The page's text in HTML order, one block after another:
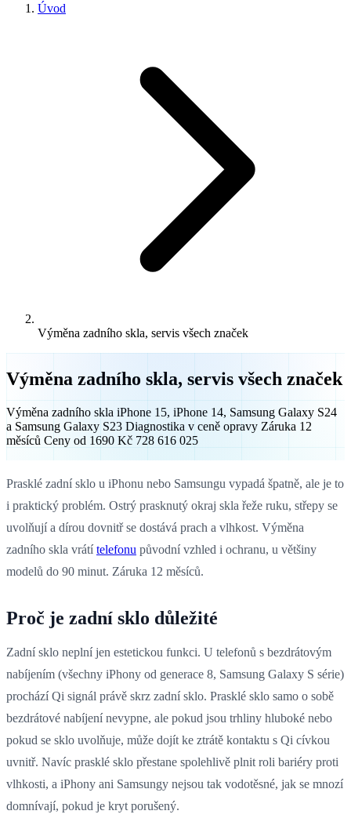
Úvod
Výměna zadního skla, servis všech značek
Výměna zadního skla, servis všech značek
Výměna zadního skla iPhone 15, iPhone 14, Samsung Galaxy S24
a Samsung Galaxy S23 Diagnostika v ceně opravy Záruka 12
měsíců Ceny od 1690 Kč 728 616 025
Prasklé zadní sklo u iPhonu nebo Samsungu vypadá špatně, ale je to
i praktický problém. Ostrý prasknutý okraj skla řeže ruku, střepy se
uvolňují a dírou dovnitř se dostává prach a vlhkost. Výměna
zadního skla vrátítelefonu původní vzhled i ochranu, u většiny
modelů do 90 minut. Záruka 12 měsíců.
Proč je zadní sklo důležité
Zadní sklo neplní jen estetickou funkci. U telefonů s bezdrátovým
nabíjením (všechny iPhony od generace 8, Samsung Galaxy S série)
prochází Qi signál právě skrz zadní sklo. Prasklé sklo samo o sobě
bezdrátové nabíjení nevypne, ale pokud jsou trhliny hluboké nebo
pokud se sklo uvolňuje, může dojít ke ztrátě kontaktu s Qi cívkou
uvnitř. Navíc prasklé sklo přestane spolehlivě plnit roli bariéry proti
vlhkosti, a iPhony ani Samsungy nejsou tak vodotěsné, jak se mnozí
domnívají, pokud je kryt porušený.